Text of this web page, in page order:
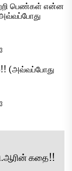
பெண்கள் என்ன
(அவ்வப்போது
கதை!!